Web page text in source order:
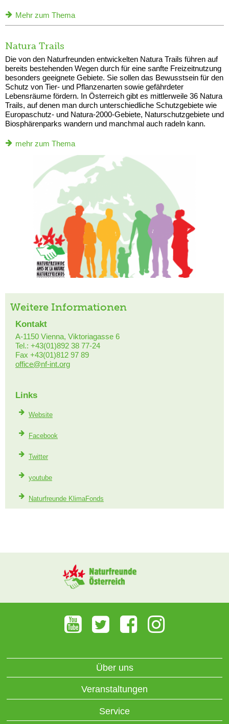
Mehr zum Thema
Natura Trails
Die von den Naturfreunden entwickelten Natura Trails führen auf
bereits bestehenden Wegen durch für eine sanfte Freizeitnutzung
besonders geeignete Gebiete. Sie sollen das Bewusstsein für den
Schutz von Tier- und Pflanzenarten sowie gefährdeter
Lebensräume fördern. In Österreich gibt es mittlerweile 36 Natura
Trails, auf denen man durch unterschiedliche Schutzgebiete wie
Europaschutz- und Natura-2000-Gebiete, Naturschutzgebiete und
Biosphärenparks wandern und manchmal auch radeln kann.
mehr zum Thema
Weitere Informationen
Kontakt
A-1150 Vienna, Viktoriagasse 6
Tel.: +43(01)892 38 77-24
Fax +43(01)812 97 89
office@nf-int.org
Links
Website
Facebook
Twitter
youtube
Naturfreunde KlimaFonds
Über uns
Veranstaltungen
Service